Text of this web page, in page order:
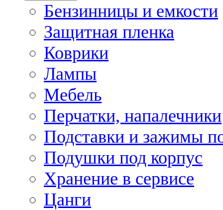
Бензинницы и емкости
Защитная пленка
Коврики
Лампы
Мебель
Перчатки, напалечники
Подставки и зажимы
Подушки под корпус
Хранение в сервисе
Цанги